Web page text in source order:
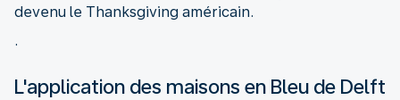
devenu le Thanksgiving américain.
.
L'application des maisons en Bleu de Delft